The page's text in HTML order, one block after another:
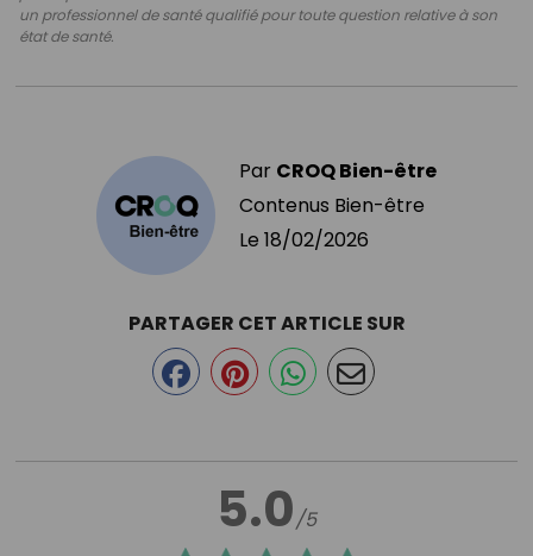
un professionnel de santé qualifié pour toute question relative à son
état de santé.
Par CROQ Bien-être
Contenus Bien-être
Le 18/02/2026
5.0/5
PARTAGER CET ARTICLE SUR